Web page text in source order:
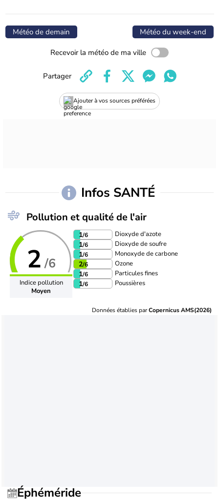
Météo de demain Météo du week-end
Recevoir la météo de ma ville
Ajouter à vos sources préférées
Partager
Infos SANTÉ
Pollution et qualité de l'air
2 /6
Indice pollution
Moyen
1/6 Dioxyde d'azote
1/6 Dioxyde de soufre
1/6 Monoxyde de carbone
2/6 Ozone
1/6 Particules fines
1/6 Poussières
Données établies parCopernicus AMS(2026)
Éphéméride